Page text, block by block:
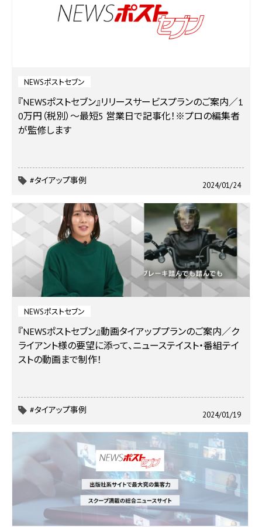
NEWSポストセブン
『NEWSポストセブン』リリースサービスプランのご案内／1
0万円（税別）～最短5 営業日で記事化！※プロの編集者
が監修します
2024/01/24
#タイアップ事例
NEWSポストセブン
『NEWSポストセブン』動画タイアッププランのご案内／ク
ライアント様の要望に添って、ニューステイスト・番組テイ
ストの動画まで制作！
2024/01/19
#タイアップ事例